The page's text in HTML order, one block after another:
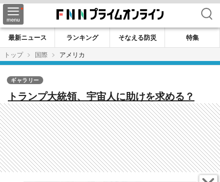
検索
最新ニュース ランキング そなえる防災
特集
トップ
国際 アメリカ
トランプ大統領、宇宙人に助けを求める？
ギャラリー